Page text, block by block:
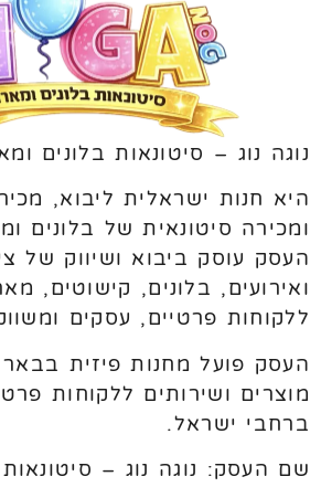
נוגה נוג – סיטונאות בלונים
היא חנות ישראלית ליבוא,
ומכירה סיטונאית של בלונים
העסק עוסק ביבוא ושיווק של
ואירועים, בלונים, קישוטים,
ללקוחות פרטיים, עסקים
העסק פועל מחנות פיזית
מוצרים ושירותים ללקוחות
ברחבי ישראל.
שם העסק: נוגה נוג – סיטונאות